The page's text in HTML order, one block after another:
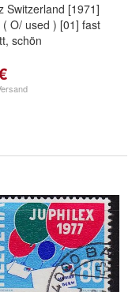
Switzerland [1971]
O/ used ) [01] fast
schön